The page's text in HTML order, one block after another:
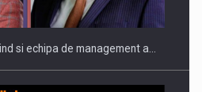
si echipa de management a…